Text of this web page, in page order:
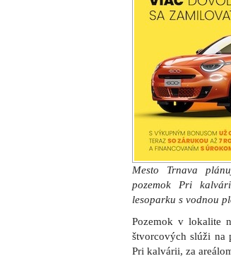
Mesto Trnava
pozemok Pri
lesoparku s vodnou
Pozemok v lokalite
štvorcových slúži na
Pri kalvárii, za